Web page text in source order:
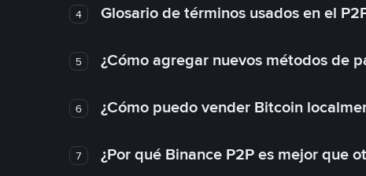
4 Glosario de términos usados en el
5 ¿Cómo agregar nuevos métodos de
6 ¿Cómo puedo vender Bitcoin
7 ¿Por qué Binance P2P es mejor que